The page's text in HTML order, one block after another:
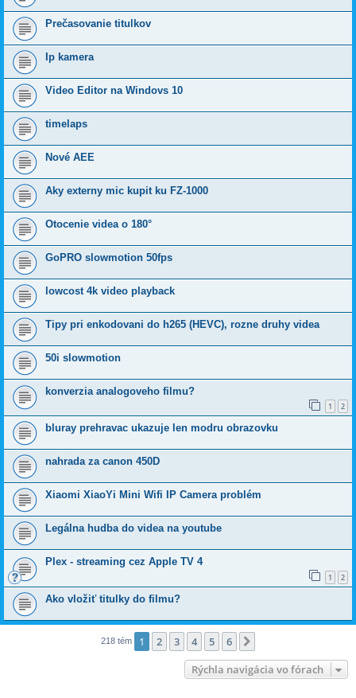
Prečasovanie titulkov
Ip kamera
Video Editor na Windovs 10
timelaps
Nové AEE
Aky externy mic kupit ku FZ-1000
Otocenie videa o 180°
GoPRO slowmotion 50fps
lowcost 4k video playback
Tipy pri enkodovani do h265 (HEVC), rozne druhy videa
50i slowmotion
konverzia analogoveho filmu?
1 2
bluray prehravac ukazuje len modru obrazovku
nahrada za canon 450D
Xiaomi XiaoYi Mini Wifi IP Camera problém
Legálna hudba do videa na youtube
Plex - streaming cez Apple TV 4
1 2
Ako vložiť titulky do filmu?
218 tém 1 2 3 4 5 6
Rýchla navigácia vo fórach